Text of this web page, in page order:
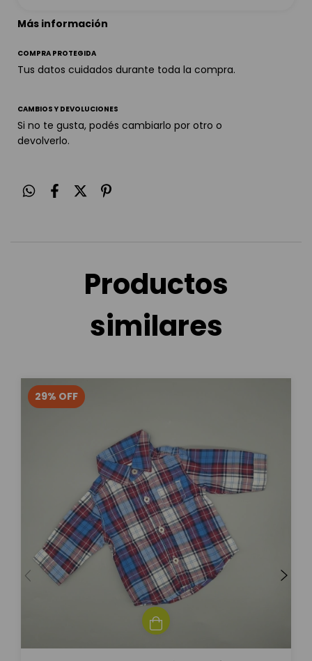
Más información
COMPRA PROTEGIDA
Tus datos cuidados durante toda la compra.
CAMBIOS Y DEVOLUCIONES
Si no te gusta, podés cambiarlo por otro o
devolverlo.
Productos
similares
29% OFF